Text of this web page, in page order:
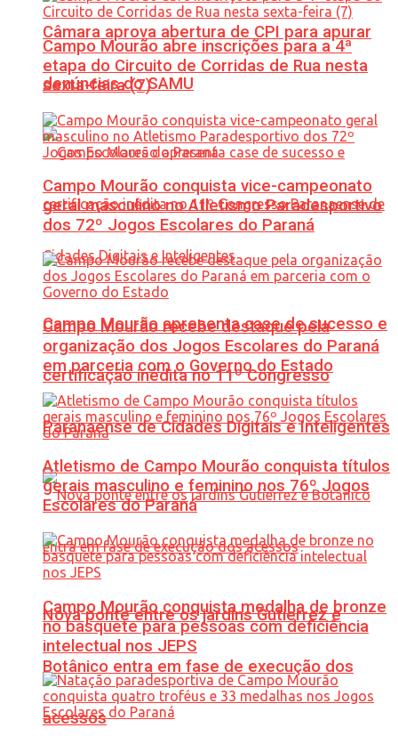
Câmara aprova abertura de CPI para apurar
denúncias do SAMU
Campo Mourão apresenta case de sucesso e
certificação inédita no 11º Congresso
Paranaense de Cidades Digitais e Inteligentes
Nova ponte entre os jardins Gutierrez e
Botânico entra em fase de execução dos
acessos
Campo Mourão abre inscrições para a 4ª
etapa do Circuito de Corridas de Rua nesta
sexta-feira (7)
Campo Mourão conquista vice-campeonato
geral masculino no Atletismo Paradesportivo
dos 72º Jogos Escolares do Paraná
Campo Mourão recebe destaque pela
organização dos Jogos Escolares do Paraná
em parceria com o Governo do Estado
Atletismo de Campo Mourão conquista títulos
gerais masculino e feminino nos 76º Jogos
Escolares do Paraná
Campo Mourão conquista medalha de bronze
no basquete para pessoas com deficiência
intelectual nos JEPS